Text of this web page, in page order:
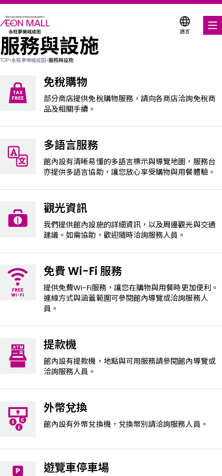
語言
美食饗宴
各式商店優惠券
服務與設施
樓層平面圖
搜尋永旺夢樂城
服務與設施
TOP>永旺夢樂城成田>服務與設施
免稅購物
部分商店提供免稅購物服務，請向各商店洽詢免稅商
品及相關手續。
多語言服務
館內設有清晰易懂的多語言標示與導覽地圖，服務台
亦提供多語言協助，讓您放心享受購物與用餐體驗。
觀光資訊
我們提供館內設施的詳細資訊，以及周邊觀光與交通
建議。如需協助，歡迎隨時洽詢服務人員。
免費 Wi-Fi 服務
提供免費Wi-Fi服務，讓您在購物與用餐時更加便利。
連線方式與涵蓋範圍可參閱館內導覽或洽詢服務人
員。
提款機
館內設有提款機，地點與可用服務請參閱館內導覽或
洽詢服務人員。
外幣兌換
館內設有外幣兌換機，兌換幣別請洽詢服務人員。
遊覽車停車場